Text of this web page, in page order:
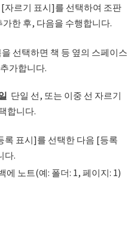
르기 표시]를 선택하여 조판
한 후, 다음을 수행합니다.
선택하면 책 등 옆의 스페이스
가합니다.
단일 선, 또는 이중 선 자르기
합니다.
표시]를 선택한 다음 [등록
다.
에 노트(예: 폴더: 1, 페이지: 1)